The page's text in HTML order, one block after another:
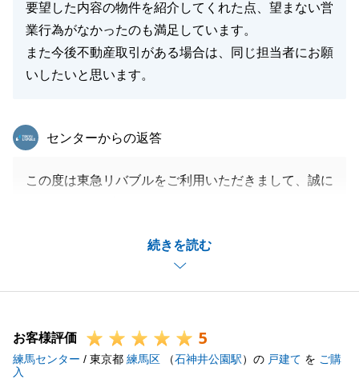
要望した内容の物件を紹介してくれた点、望まない営
業行為がなかったのも満足しています。
また今後不動産取引がある場合は、同じ担当者にお願
いしたいと思います。
続きを読む
東急リバブル
センターからの返答
この度は東急リバブルをご利用いただきまして、誠に
お困りのことなどがございましたら、お気軽にお申し
今後とも東急リバブルをご愛顧の程、よろしくお願い
お客様評価 5
練馬センター / 東京都 練馬区 （石神井公園駅）の 戸建て を ご購
入